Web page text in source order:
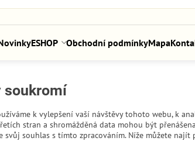
ESHOP Obchodní podmínkyMapa
soukromí
k vylepšení vaší návštěvy tohoto webu, k
stran a shromážděná data mohou být
svůj souhlas s tímto zpracováním. Níže můžete